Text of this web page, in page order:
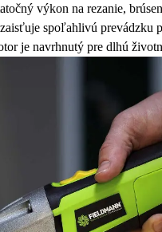
výkon na rezanie,
spoľahlivú prevádzku
je navrhnutý pre dlhú